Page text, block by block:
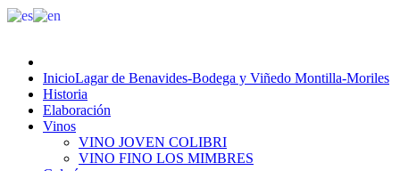
InicioLagar de Benavides-Bodega y Viñedo Montilla-Moriles
Historia
Elaboración
Vinos
VINO JOVEN COLIBRI
VINO FINO LOS MIMBRES